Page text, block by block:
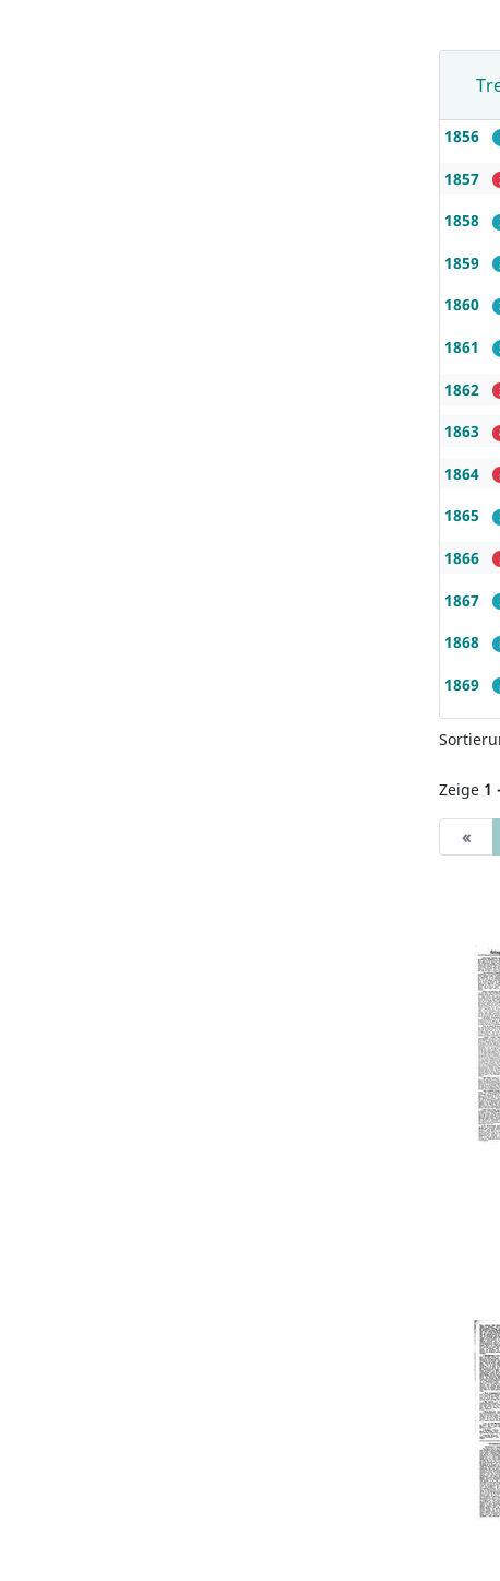
1856
1857
1858
1859
1860
1861
1862
1863
1864
1865
1866
1867
1868
1869
Zeige 1
«